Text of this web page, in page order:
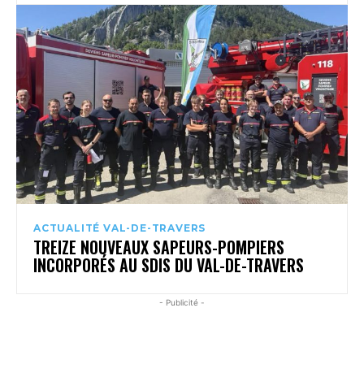
ACTUALITÉ VAL-DE-TRAVERS
TREIZE NOUVEAUX SAPEURS-POMPIERS
INCORPORÉS AU SDIS DU VAL-DE-TRAVERS
- Publicité -